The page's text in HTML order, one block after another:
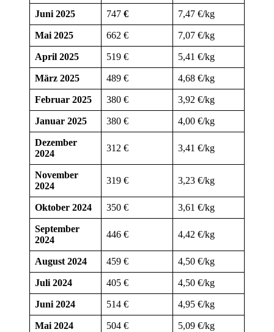
Juni 2025 747 € 7,47 €/kg
Mai 2025 662 € 7,07 €/kg
April 2025 519 € 5,41 €/kg
März 2025 489 € 4,68 €/kg
Februar 2025 380 € 3,92 €/kg
Januar 2025 380 € 4,00 €/kg
Dezember
2024
312 € 3,41 €/kg
November
2024
319 € 3,23 €/kg
Oktober 2024 350 € 3,61 €/kg
September
2024
446 € 4,42 €/kg
August 2024 459 € 4,50 €/kg
Juli 2024 405 € 4,50 €/kg
Juni 2024 514 € 4,95 €/kg
Mai 2024 504 € 5,09 €/kg